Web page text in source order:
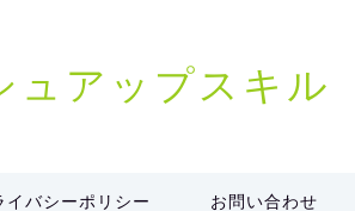
ュアップスキル
イバシーポリシー お問い合わせ